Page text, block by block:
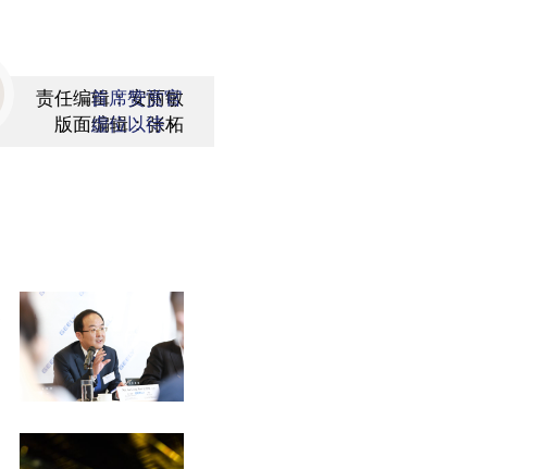
责任编辑：安丽敏
版面编辑：张柘
首席赞赏官
虚位以待